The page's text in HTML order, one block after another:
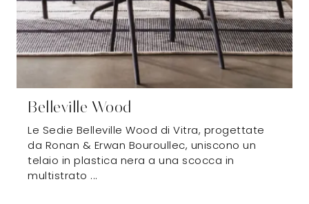
Belleville Wood
Le Sedie Belleville Wood di Vitra, progettate
da Ronan & Erwan Bouroullec, uniscono un
telaio in plastica nera a una scocca in
multistrato ...